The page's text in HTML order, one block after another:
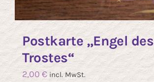
Postkarte „Engel des
Trostes“
2,00 € incl. MwSt.